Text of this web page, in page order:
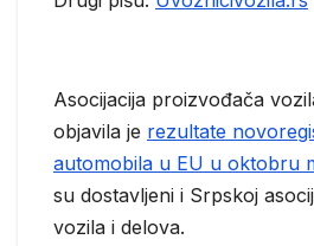
Asocijacija proizvođača
objavila je rezultate
automobila u EU u oktobru
su dostavljeni i Srpskoj
vozila i delova.